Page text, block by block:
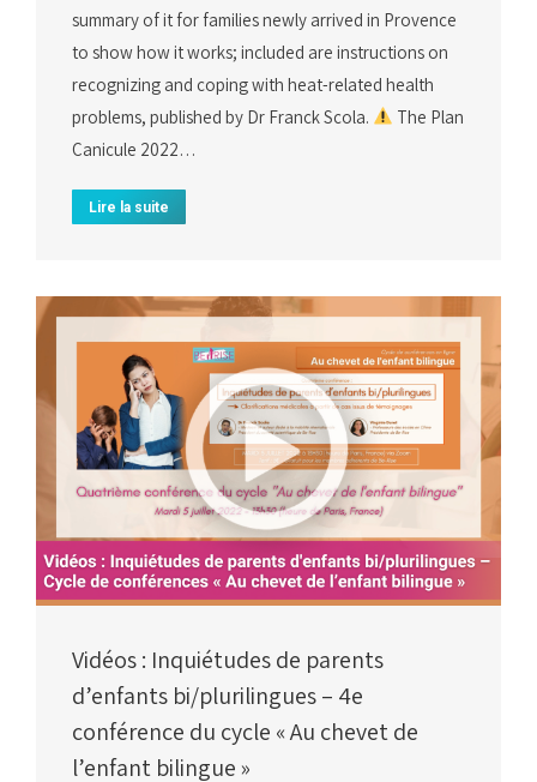
summary of it for families newly arrived in Provence
to show how it works; included are instructions on
recognizing and coping with heat-related health
problems, published by Dr Franck Scola.
The Plan
Canicule 2022…
Lire la suite
Vidéos : Inquiétudes de parents
d’enfants bi/plurilingues – 4e
conférence du cycle « Au chevet de
l’enfant bilingue »